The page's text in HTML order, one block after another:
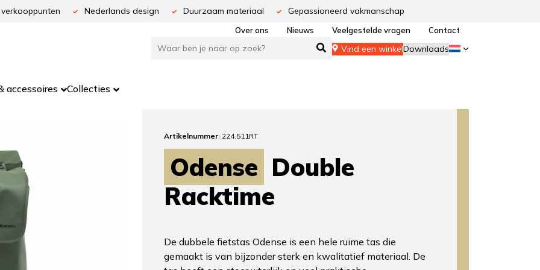
Nederlands design Duurzaam materiaal Gepassioneerd vakmanschap
Over ons Nieuws Veelgestelde vragen Contact
Vind een winkelDownloads
accessoires Collecties
Artikelnummer: 224.511RT
Odense Double
Racktime
De dubbele fietstas Odense is een hele ruime tas die
gemaakt is van bijzonder sterk en kwalitatief materiaal. De